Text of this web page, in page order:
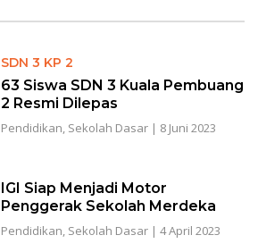
SDN 3 KP 2
63 Siswa SDN 3 Kuala Pembuang
2 Resmi Dilepas
Pendidikan, Sekolah Dasar| 8 Juni 2023
IGI Siap Menjadi Motor
Penggerak Sekolah Merdeka
Pendidikan, Sekolah Dasar| 4 April 2023